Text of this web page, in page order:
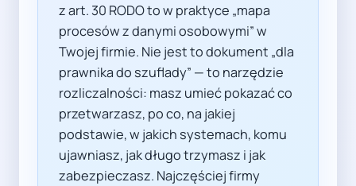
z art. 30 RODO to w praktyce „mapa
procesów z danymi osobowymi” w
Twojej firmie. Nie jest to dokument „dla
prawnika do szuflady” — to narzędzie
rozliczalności: masz umieć pokazać co
przetwarzasz, po co, na jakiej
podstawie, w jakich systemach, komu
ujawniasz, jak długo trzymasz i jak
zabezpieczasz. Najczęściej firmy